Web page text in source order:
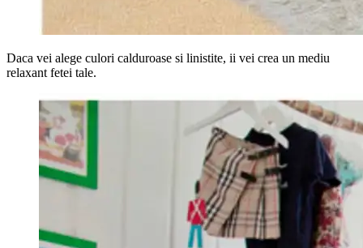
Daca vei alege culori calduroase si linistite, ii vei crea un mediu
relaxant fetei tale.